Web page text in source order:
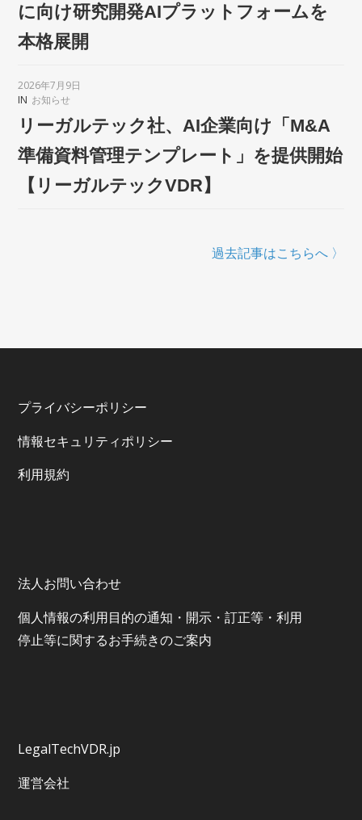
に向け研究開発AIプラットフォームを
本格展開
2026年7月9日
IN お知らせ
リーガルテック社、AI企業向け「M&A
準備資料管理テンプレート」を提供開始
【リーガルテックVDR】
過去記事はこちらへ 〉
プライバシーポリシー
情報セキュリティポリシー
利⽤規約
法人お問い合わせ
個⼈情報の利⽤⽬的の通知・開⽰・訂正等・利⽤
停⽌等に関するお⼿続きのご案内
LegalTechVDR.jp
運営会社